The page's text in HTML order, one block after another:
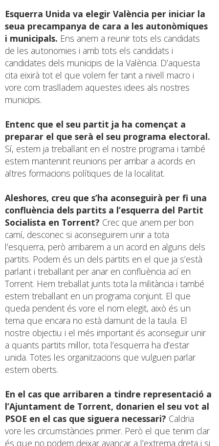
Esquerra Unida va elegir València per iniciar la
seua precampanya de cara a les autonòmiques
i municipals. Ens anem a reunir tots els candidats
de les autonomies i amb tots els candidats i
candidates dels municipis de la València. D’aquesta
cita eixirà tot el que volem fer tant a nivell macro i
vore com traslladem aquestes idees als nostres
municipis.
Entenc que el seu partit ja ha començat a
preparar el que serà el seu programa electoral.
Sí, estem ja treballant en el nostre programa i també
estem mantenint reunions per arribar a acords en
altres formacions polítiques de la localitat.
Aleshores, creu que s’ha aconseguirà per fi una
confluència dels partits a l’esquerra del Partit
Socialista en Torrent? Crec que anem per bon
camí, desconec si aconseguirem unir a tota
l’esquerra, però arribarem a un acord en alguns dels
partits. Podem és un dels partits en el que ja s’està
parlant i treballant per anar en confluència ací en
Torrent. Hem treballat junts tota la militància i també
estem treballant en un programa conjunt. El que
queda pendent és vore el nom elegit, això és un
tema que encara no està damunt de la taula. El
nostre objectiu i el més important és aconseguir unir
a quants partits millor, tota l’esquerra ha d’estar
unida. Totes les organitzacions que vulguen parlar
estem oberts.
En el cas que arribaren a tindre representació a
l’Ajuntament de Torrent, donarien el seu vot al
PSOE en el cas que siguera necessari? Caldria
vore les circumstàncies primer. Però el que tenim clar
és que no podem deixar avançar a l’extrema dreta i si